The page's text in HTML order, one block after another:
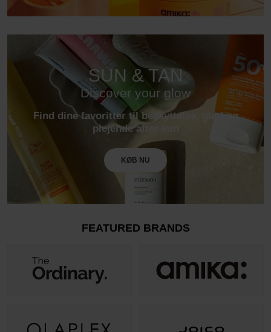
SUN & TAN
Discover your glow
Find dine favoritter til beskyttelse, glød og
plejende after sun
KØB NU
FEATURED BRANDS